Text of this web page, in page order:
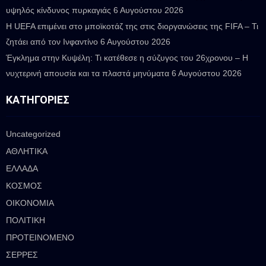
υψηλός κίνδυνος πυρκαγιάς 6 Αυγούστου 2026
Η UEFA επιμένει στο μποϊκοτάζ της στις διοργανώσεις της FIFA – Τι
ζητάει από τον Ινφαντίνο 6 Αυγούστου 2026
Έγκλημα στην Κυψέλη: Τι κατέθεσε η σύζυγος του 26χρονου – Η
νυχτερινή απουσία και τα πλαστά μηνύματα 6 Αυγούστου 2026
ΚΑΤΗΓΟΡΊΕΣ
Uncategorized
ΑΘΛΗΤΙΚΑ
ΕΛΛΑΔΑ
ΚΟΣΜΟΣ
ΟΙΚΟΝΟΜΙΑ
ΠΟΛΙΤΙΚΗ
ΠΡΟΤΕΙΝΟΜΕΝΟ
ΣΕΡΡΕΣ